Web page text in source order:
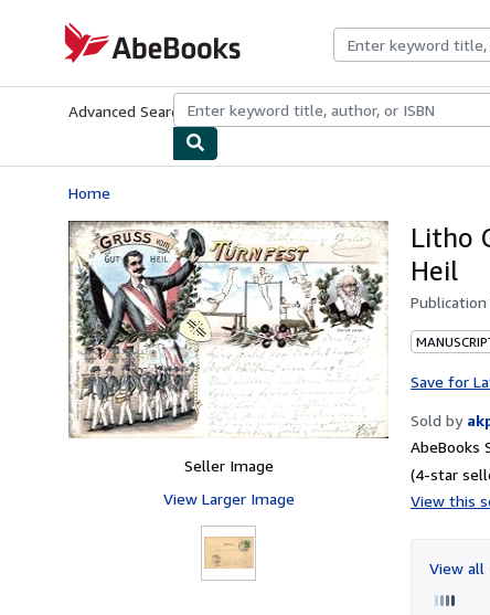
AbeBooks.com
Advanced Search Browse CollectionsRare BooksArt &
Home
Seller Image
View Larger Image
Litho
Heil
Publication
Save for
Sold by
AbeBooks
(4-star
View this
View all